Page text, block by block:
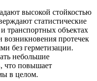
высокой стойкостью
статистические
транспортных объектах
возникновения протечек
без герметизации.
небольшие
что повышает
в целом.